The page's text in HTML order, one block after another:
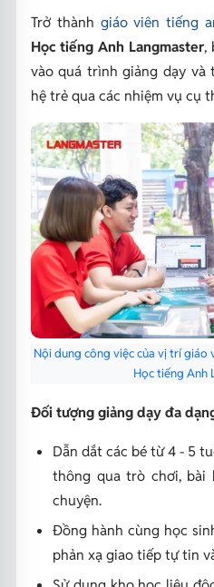
Trở thành giáo viên tiếng
Học tiếng Anh Langmaster,
vào quá trình giảng dạy và
hệ trẻ qua các nhiệm vụ cụ
Nội dung công việc của vị trí
Học tiếng Anh
Đối tượng giảng dạy đa
Dẫn dắt các bé từ 4 - 5
thông qua trò chơi, bài
chuyện.
Đồng hành cùng học
phản xạ giao tiếp tự tin